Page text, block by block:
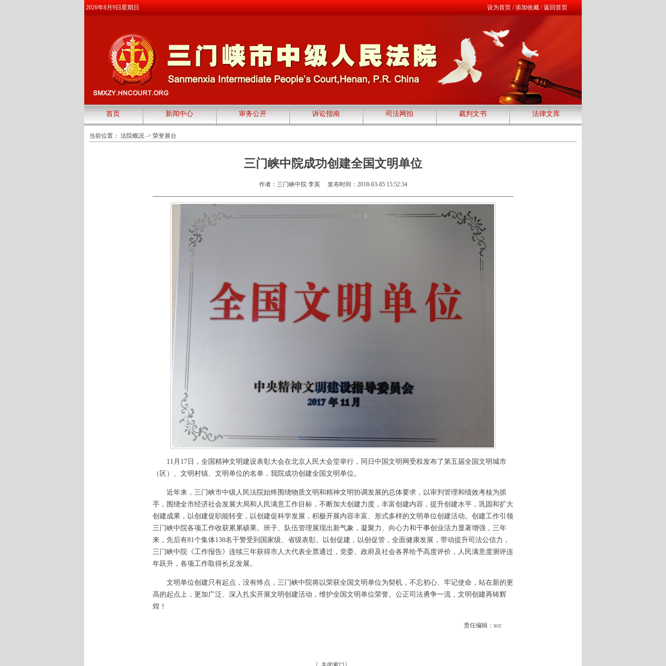
2026年8月9日星期日 设为首页/添加收藏/返回首页
首页 新闻中心 审务公开 诉讼指南 司法网拍 裁判文书 法律文库
当前位置： 法院概况 -> 荣誉展台
三门峡中院成功创建全国文明单位
作者：三门峡中院 李英 发布时间：2018-03-05 15:52:34
11月17日，全国精神文明建设表彰大会在北京人民大会堂举行，同日中国文明网受权发布了第五届全国文明城市
（区）、文明村镇、文明单位的名单，我院成功创建全国文明单位。
近年来，三门峡市中级人民法院始终围绕物质文明和精神文明协调发展的总体要求，以审判管理和绩效考核为抓
手，围绕全市经济社会发展大局和人民满意工作目标，不断加大创建力度，丰富创建内容，提升创建水平，巩固和扩大
创建成果，以创建促职能转变，以创建促科学发展，积极开展内容丰富、形式多样的文明单位创建活动。创建工作引领
三门峡中院各项工作收获累累硕果。班子、队伍管理展现出新气象，凝聚力、向心力和干事创业活力显著增强，三年
来，先后有81个集体138名干警受到国家级、省级表彰。以创促建，以创促管，全面健康发展，带动提升司法公信力，
三门峡中院《工作报告》连续三年获得市人大代表全票通过，党委、政府及社会各界给予高度评价，人民满意度测评连
年跃升，各项工作取得长足发展。
文明单位创建只有起点，没有终点，三门峡中院将以荣获全国文明单位为契机，不忘初心、牢记使命，站在新的更
高的起点上，更加广泛、深入扎实开展文明创建活动，维护全国文明单位荣誉。公正司法勇争一流，文明创建再铸辉
煌！
责任编辑：xcc